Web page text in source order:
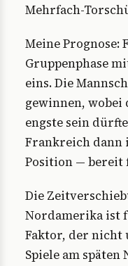
Mehrfach-
Meine Prognose:
Gruppenphase
eins. Die
gewinnen, wobei
engste sein
Frankreich dann
Position — bereit
Die
Nordamerika ist
Faktor, der nicht
Spiele am